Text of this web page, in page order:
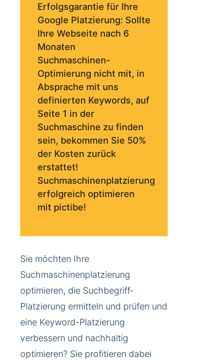
Erfolgsgarantie für Ihre
Google Platzierung: Sollte
Ihre Webseite nach 6
Monaten
Suchmaschinen-
Optimierung nicht mit, in
Absprache mit uns
definierten Keywords, auf
Seite 1 in der
Suchmaschine zu finden
sein, bekommen Sie 50%
der Kosten zurück
erstattet!
Suchmaschinenplatzierung
erfolgreich optimieren
mit pictibe!
Sie möchten Ihre
Suchmaschinenplatzierung
optimieren, die Suchbegriff-
Platzierung ermitteln und prüfen und
eine Keyword-Platzierung
verbessern und nachhaltig
optimieren? Sie profitieren dabei